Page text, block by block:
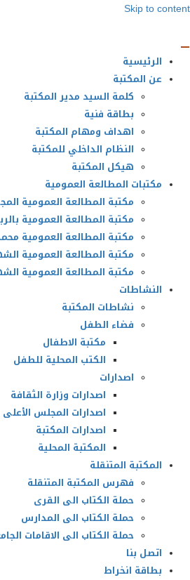
Skip to content
الرئيسية
عن المكتبة
كلمة السيد مدير المكتبة
بطاقة فنية
اهداف ومهام المكتبة
النظام الداخلي للمكتبة
هيكل المكتبة
مكتبات المطالعة العمومية
مكتبة المطالعة العمومية
مكتبة المطالعة العمومية
مكتبة المطالعة العمومية
مكتبة المطالعة العمومية
مكتبة المطالعة العمومية
النشاطات
نشاطات المكتبة
فضاء الطفل
مكتبة الاطفال
الكتب المحلية للطفل
اصدارات
اصدارات وزارة الثقافة
اصدارات المجلس الأعلى
اصدارات المكتبة
المكتبة المحلية
المكتبة المتنقلة
فهرس المكتبة المتنقلة
حملة الكتاب الى القرى
حملة الكتاب الى المدارس
حملة الكتاب الى الاقامات
اتصل بنا
بطاقة انخراط